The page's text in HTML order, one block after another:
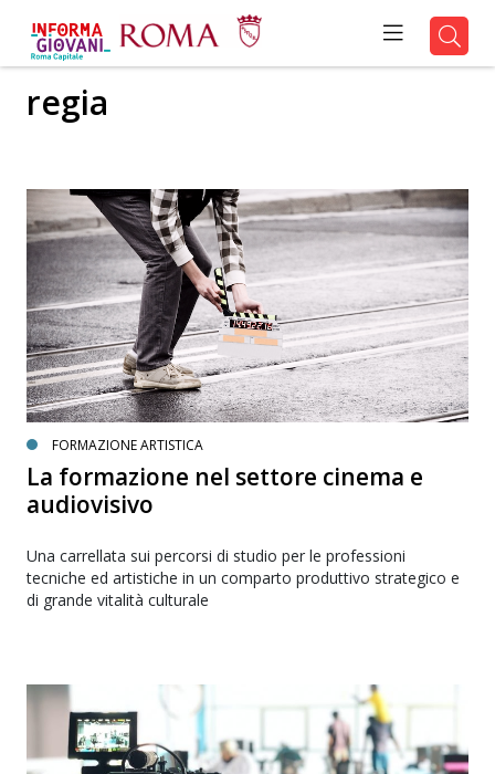
regia
FORMAZIONE ARTISTICA
La formazione nel settore cinema e
audiovisivo
Una carrellata sui percorsi di studio per le professioni
tecniche ed artistiche in un comparto produttivo strategico e
di grande vitalità culturale